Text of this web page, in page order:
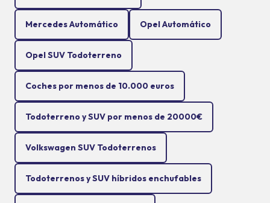
Mercedes Automático Opel Automático
Opel SUV Todoterreno
Coches por menos de 10.000 euros
Todoterreno y SUV por menos de 20000€
Volkswagen SUV Todoterrenos
Todoterrenos y SUV híbridos enchufables